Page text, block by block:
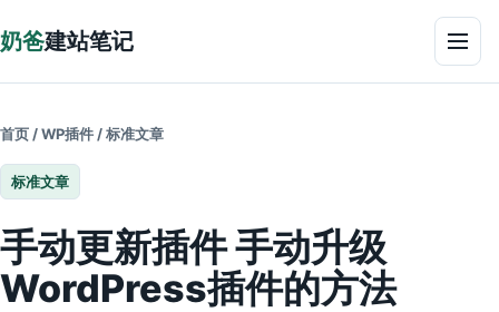
奶爸建站笔记 菜单
首页 /WP插件 /标准文章
标准文章
手动更新插件 手动升级
WordPress插件的方法